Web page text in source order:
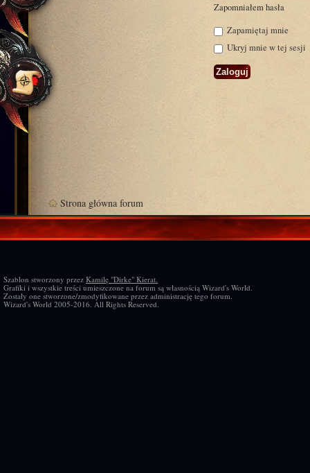
Zapomniałem hasła
Zapamiętaj mnie
Ukryj mnie w tej sesji
Strona główna forum
Szablon stworzony przez Kamilę "Dirke" Kierat.
Grafiki i wszystkie treści umieszczone na forum są własnością Wizard's World.
Zostały one stworzone/zmodyfikowane przez administrację tego forum.
Wizard's World 2005-2016. All Rights Reserved.